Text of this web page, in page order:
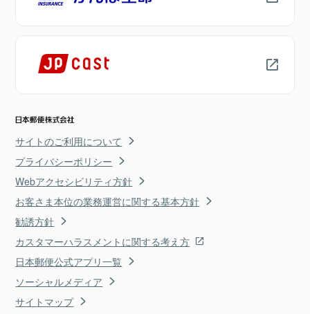
サイトのご利用について
プライバシーポリシー
Webアクセシビリティ方針
お客さま本位の業務運営に関する基本方針
勧誘方針
カスタマーハラスメントに関する考え方
日本郵便公式アプリ一覧
ソーシャルメディア
サイトマップ